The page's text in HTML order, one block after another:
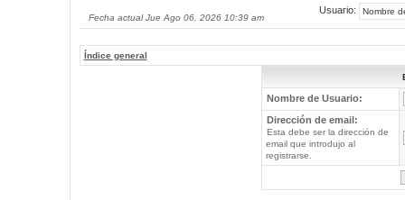
Fecha actual Jue Ago 06, 2026 10:39 am
Usuario:
Índice general
Nombre de Usuario:
Dirección de email:
Esta debe ser la dirección de
email que introdujo al
registrarse.